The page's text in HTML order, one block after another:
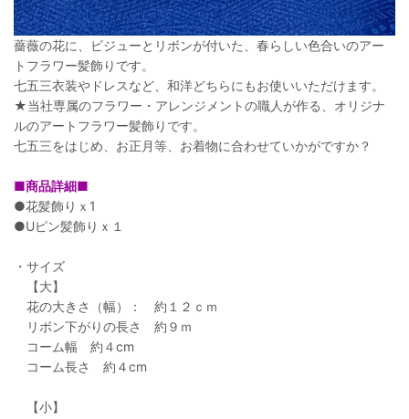
薔薇の花に、ビジューとリボンが付いた、春らしい色合いのアー
トフラワー髪飾りです。
七五三衣装やドレスなど、和洋どちらにもお使いいただけます。
★当社専属のフラワー・アレンジメントの職人が作る、オリジナ
ルのアートフラワー髪飾りです。
七五三をはじめ、お正月等、お着物に合わせていかがですか？
■商品詳細■
●花髪飾りｘ1
●Uピン髪飾りｘ１
・サイズ
【大】
花の大きさ（幅）： 約１２ｃｍ
リボン下がりの長さ 約９ｍ
コーム幅 約４cm
コーム長さ 約４cm
【小】